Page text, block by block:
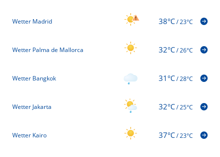
Wetter Madrid 38°C/23°C
Wetter Palma de Mallorca 32°C/26°C
Wetter Bangkok 31°C/28°C
Wetter Jakarta 32°C/25°C
Wetter Kairo 37°C/23°C